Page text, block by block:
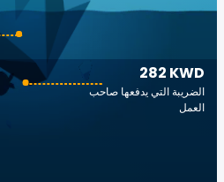
282 KWD
الضريبة التي يدفعها صاحب
العمل